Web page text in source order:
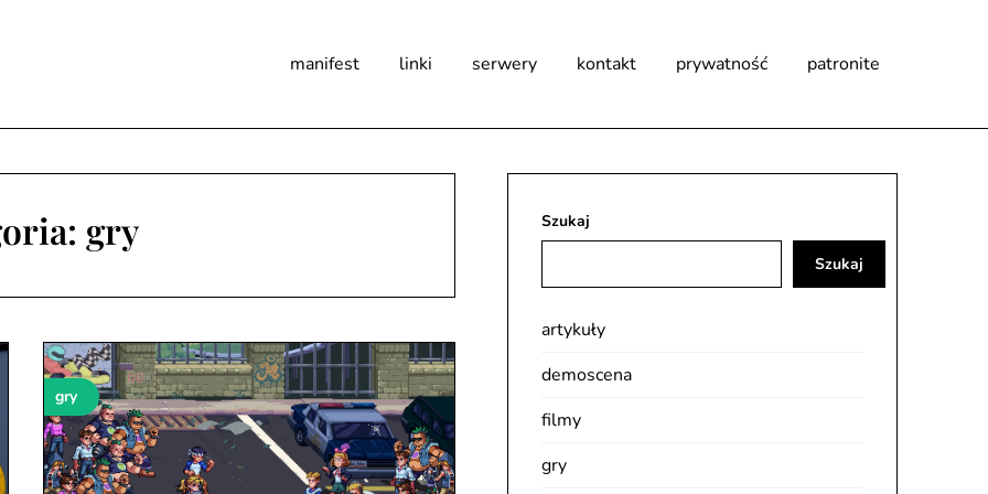
manifest linki serwery kontakt prywatność patronite
gry
gry
Szukaj
Szukaj
artykuły
demoscena
filmy
gry